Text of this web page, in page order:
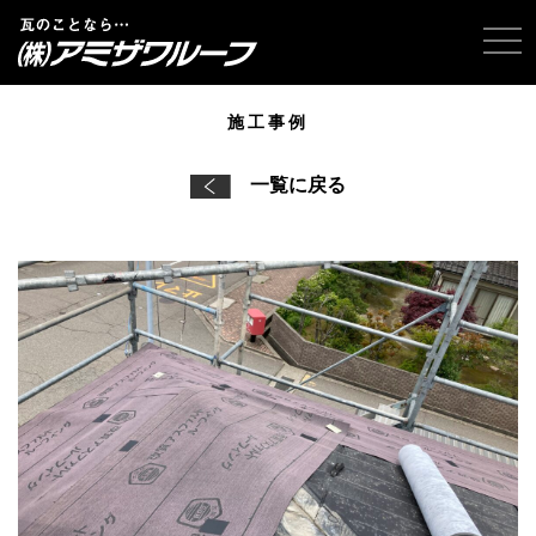
施工事例
一覧に戻る